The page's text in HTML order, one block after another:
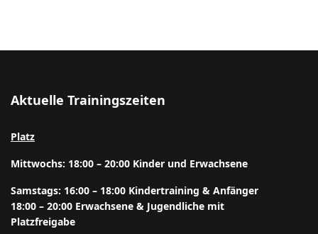
Aktuelle Trainingszeiten
Platz
Mittwochs: 18:00 – 20:00 Kinder und Erwachsene
Samstags: 16:00 – 18:00 Kindertraining & Anfänger
18:00 – 20:00 Erwachsene & Jugendliche mit
Platzfreigabe